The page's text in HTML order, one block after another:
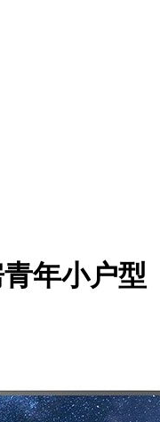
年小户型